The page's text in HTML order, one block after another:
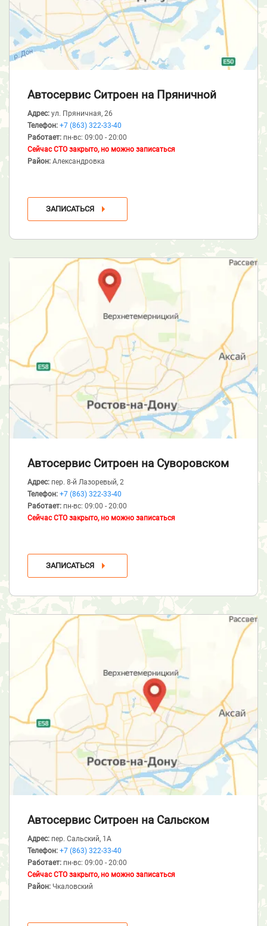
Автосервис Ситроен на Пряничной
Адрес: ул. Пряничная, 26
Телефон: +7 (863) 322-33-40
Работает: пн-вс: 09:00 - 20:00
Сейчас СТО закрыто, но можно записаться
Район: Александровка
ЗАПИСАТЬСЯ
Автосервис Ситроен на Суворовском
Адрес: пер. 8-й Лазоревый, 2
Телефон: +7 (863) 322-33-40
Работает: пн-вс: 09:00 - 20:00
Сейчас СТО закрыто, но можно записаться
ЗАПИСАТЬСЯ
Автосервис Ситроен на Сальском
Адрес: пер. Сальский, 1А
Телефон: +7 (863) 322-33-40
Работает: пн-вс: 09:00 - 20:00
Сейчас СТО закрыто, но можно записаться
Район: Чкаловский